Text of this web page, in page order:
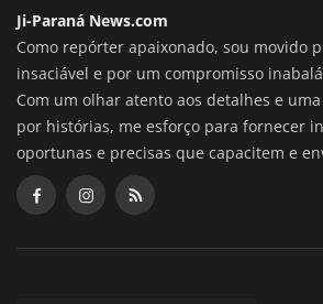
Ji-Paraná News.com
Como repórter apaixonado, sou movido
insaciável e por um compromisso
Com um olhar atento aos detalhes e
por histórias, me esforço para fornecer
oportunas e precisas que capacitem e